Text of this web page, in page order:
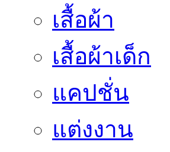
เสื้อผ้า
เสื้อผ้าเด็ก
แคปชั่น
แต่งงาน